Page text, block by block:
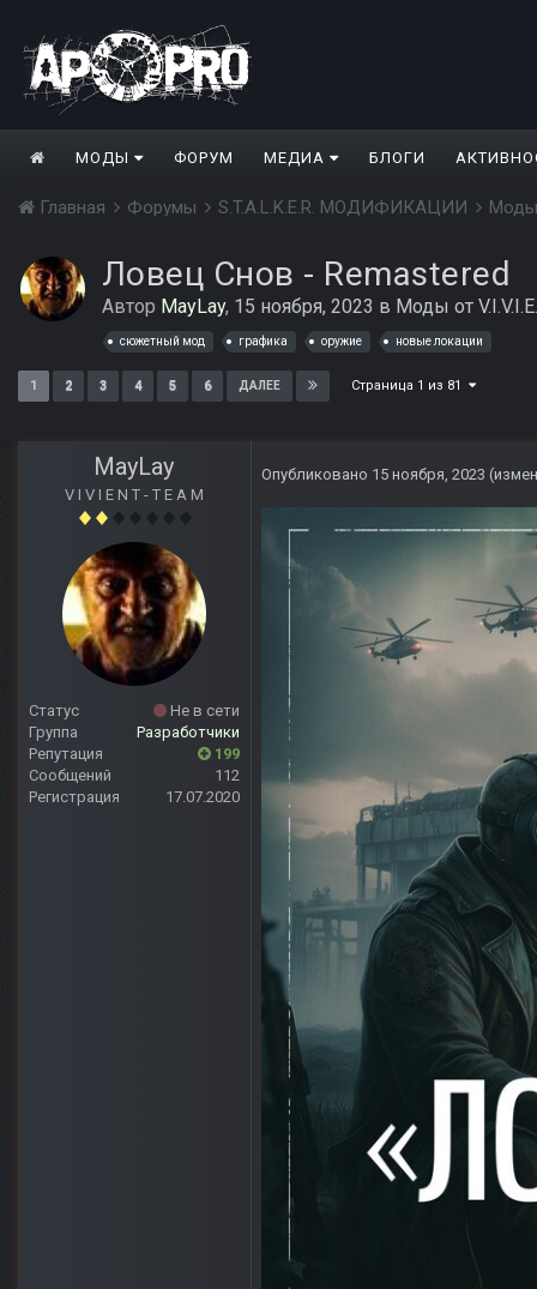
МОДЫ ФОРУМ МЕДИА БЛОГИ
Главная Форумы S.T.A.L.K.E.R. МОДИФИКАЦИИ
Ловец Снов - Remastered
Автор MayLay, 15 ноября, 2023 в Моды от
сюжетный мод графика оружие новые локации
1 2 3 4 5 6 ДАЛЕЕ Страница 1 из 81
MayLay
V I V I E N T - T E A M
Статус
Не в сети
Группа
Разработчики
Репутация
199
Сообщений
112
Регистрация
17.07.2020
Опубликовано 15 ноября, 2023